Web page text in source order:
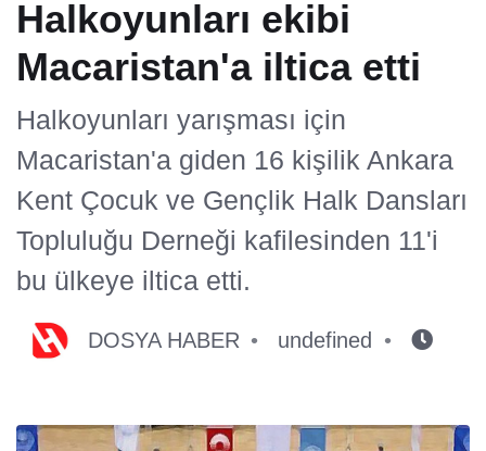
Halkoyunları ekibi
Macaristan'a iltica etti
Halkoyunları yarışması için
Macaristan'a giden 16 kişilik Ankara
Kent Çocuk ve Gençlik Halk Dansları
Topluluğu Derneği kafilesinden 11'i
bu ülkeye iltica etti.
DOSYA HABER undefined